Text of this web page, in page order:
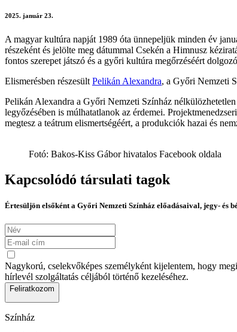
2025. január 23.
A magyar kultúra napját 1989 óta ünnepeljük minden év
részeként és jelölte meg dátummal Csekén a Himnusz
fontos szerepet játszó és a győri kultúra megőrzéséért
Elismerésben részesült Pelikán Alexandra, a Győri Nemzeti
Pelikán Alexandra a Győri Nemzeti Színház
legyőzésében is múlhatatlanok az érdemei.
megtesz a teátrum elismertségéért, a produkciók hazai és
Fotó: Bakos-Kiss Gábor hivatalos Facebook oldala
Kapcsolódó társulati tagok
Értesüljön elsőként a Győri Nemzeti Színház előadásaival, jegy- és
Nagykorú, cselekvőképes személyként kijelentem, hogy
hírlevél szolgáltatás céljából történő kezeléséhez.
Feliratkozom
Színház